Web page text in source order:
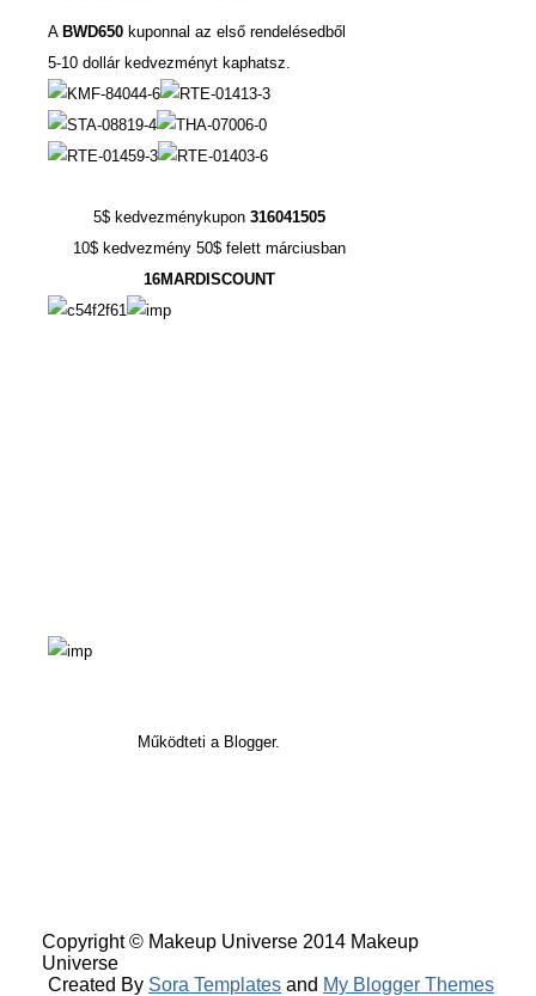
A BWD650 kuponnal az első rendelésedből
5-10 dollár kedvezményt kaphatsz.
5$ kedvezménykupon 316041505
10$ kedvezmény 50$ felett márciusban
16MARDISCOUNT
Működteti a Blogger.
Copyright © Makeup Universe 2014 Makeup
Universe
Created By Sora Templates and My Blogger Themes